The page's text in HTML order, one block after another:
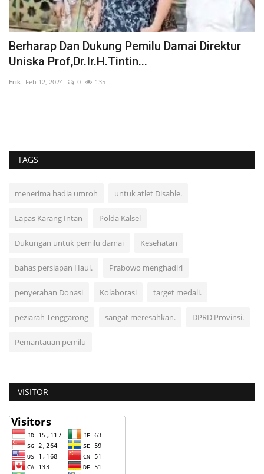
Pria Paruh Baya Meninggal Usai
Badan Di Eks...
Erik Apr 18, 2026
TAGS
menerima hadia umroh untuk atlet Disable.
Lapas Karang Intan Polda Kalsel
Dukungan untuk pemilu damai Kesehatan
bahas persiapan Haul. Prabowo menghadiri
penyerahan Donasi Kolaborasi target medali.
peziarah Tenggarong sangat meresahkan. DPRD Provinsi.
Pemantauan pemilu
VISITOR